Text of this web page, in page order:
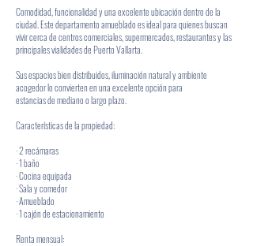
Comodidad, funcionalidad y una excelente ubicación dentro de la
ciudad. Este departamento amueblado es ideal para quienes buscan
vivir cerca de centros comerciales, supermercados, restaurantes y las
principales vialidades de Puerto Vallarta.
Sus espacios bien distribuidos, iluminación natural y ambiente
acogedor lo convierten en una excelente opción para
estancias de mediano o largo plazo.
Características de la propiedad:
· 2 recámaras
· 1 baño
· Cocina equipada
· Sala y comedor
· Amueblado
· 1 cajón de estacionamiento
Renta mensual: